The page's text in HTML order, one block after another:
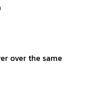
over the same